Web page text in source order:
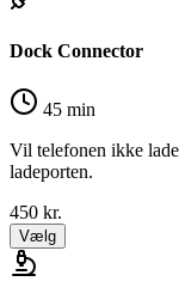
Dock Connector
45 min
Vil telefonen ikke
ladeporten.
450 kr.
Vælg